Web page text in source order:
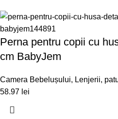
Perna pentru copii cu
cm BabyJem
Camera Bebelușului, Lenjerii,
58.97 lei